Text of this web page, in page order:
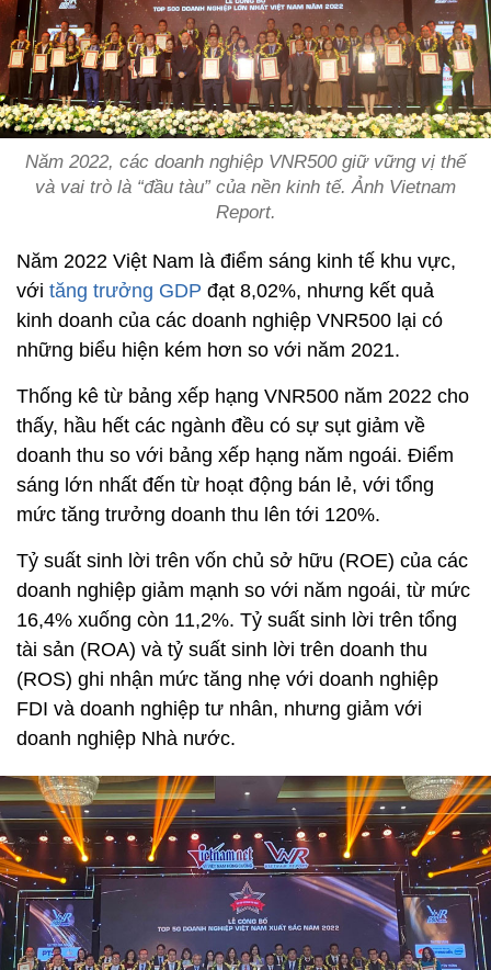
Năm 2022, các doanh nghiệp VNR500 giữ vững vị thế
và vai trò là “đầu tàu” của nền kinh tế. Ảnh Vietnam
Report.
Năm 2022 Việt Nam là điểm sáng kinh tế khu vực,
với tăng trưởng GDP đạt 8,02%, nhưng kết quả
kinh doanh của các doanh nghiệp VNR500 lại có
những biểu hiện kém hơn so với năm 2021.
Thống kê từ bảng xếp hạng VNR500 năm 2022 cho
thấy, hầu hết các ngành đều có sự sụt giảm về
doanh thu so với bảng xếp hạng năm ngoái. Điểm
sáng lớn nhất đến từ hoạt động bán lẻ, với tổng
mức tăng trưởng doanh thu lên tới 120%.
Tỷ suất sinh lời trên vốn chủ sở hữu (ROE) của các
doanh nghiệp giảm mạnh so với năm ngoái, từ mức
16,4% xuống còn 11,2%. Tỷ suất sinh lời trên tổng
tài sản (ROA) và tỷ suất sinh lời trên doanh thu
(ROS) ghi nhận mức tăng nhẹ với doanh nghiệp
FDI và doanh nghiệp tư nhân, nhưng giảm với
doanh nghiệp Nhà nước.